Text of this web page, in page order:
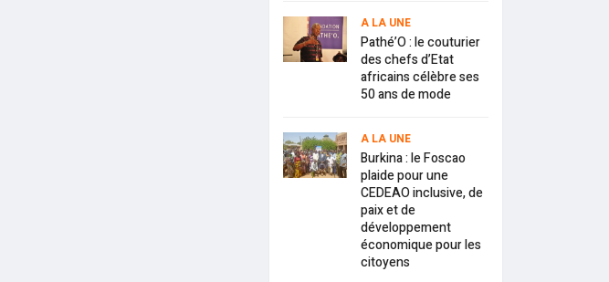
A LA UNE
Pathé’O : le couturier
des chefs d’Etat
africains célèbre ses
50 ans de mode
A LA UNE
Burkina : le Foscao
plaide pour une
CEDEAO inclusive, de
paix et de
développement
économique pour les
citoyens